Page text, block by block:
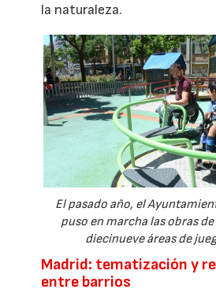
la naturaleza.
El pasado año, el
puso en marcha las obras
diecinueve áreas de
Madrid: tematización y
entre barrios